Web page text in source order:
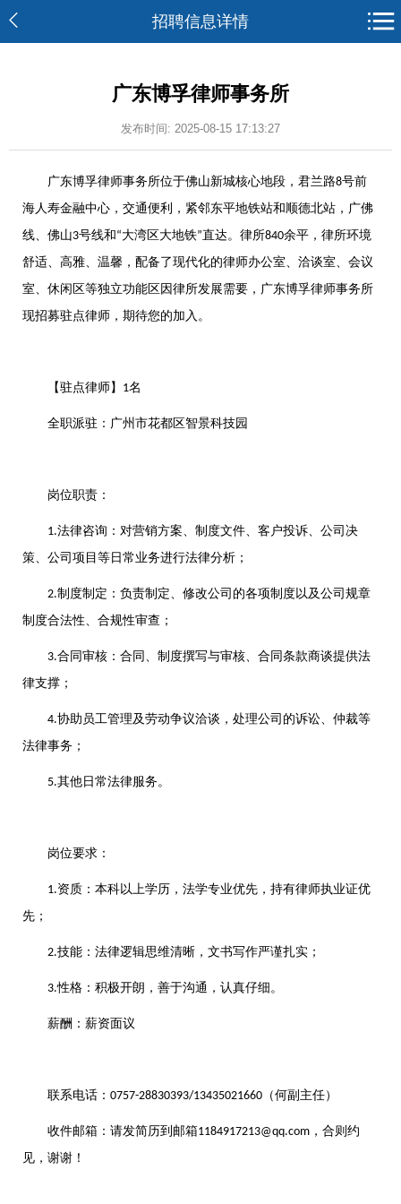
招聘信息详情
广东博孚律师事务所
发布时间: 2025-08-15 17:13:27
广东博孚律师事务所位于佛山新城核心地段，君兰路8号前
海人寿金融中心，交通便利，紧邻东平地铁站和顺德北站，广佛
线、佛山3号线和 “大湾区大地铁”直达。律所840余平，律所环境
舒适、高雅、温馨，配备了现代化的律师办公室、洽谈室、会议
室、休闲区等独立功能区因律所发展需要，广东博孚律师事务所
现招募驻点律师，期待您的加入。
【驻点律师】 1名
全职派驻：广州市花都区智景科技园
岗位职责：
1.法律咨询：对营销方案、制度文件、客户投诉、公司决
策、公司项目等日常业务进行法律分析；
2.制度制定：负责制定、修改公司的各项制度以及公司规章
制度合法性、合规性审查；
3.合同审核：合同、制度撰写与审核、合同条款商谈提供法
律支撑；
4.协助员工管理及劳动争议洽谈，处理公司的诉讼、仲裁等
法律事务；
5.其他日常法律服务。
岗位要求：
1.资质：本科以上学历，法学专业优先，持有律师执业证优
先；
2.技能：法律逻辑思维清晰，文书写作严谨扎实；
3.性格：积极开朗，善于沟通，认真仔细。
薪酬：薪资面议
联系电话： 0757-28830393/13435021660 （何副主任）
收件邮箱：请发简历到邮箱1184917213@qq.com ，合则约
见，谢谢！